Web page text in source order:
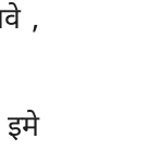
,
इमे